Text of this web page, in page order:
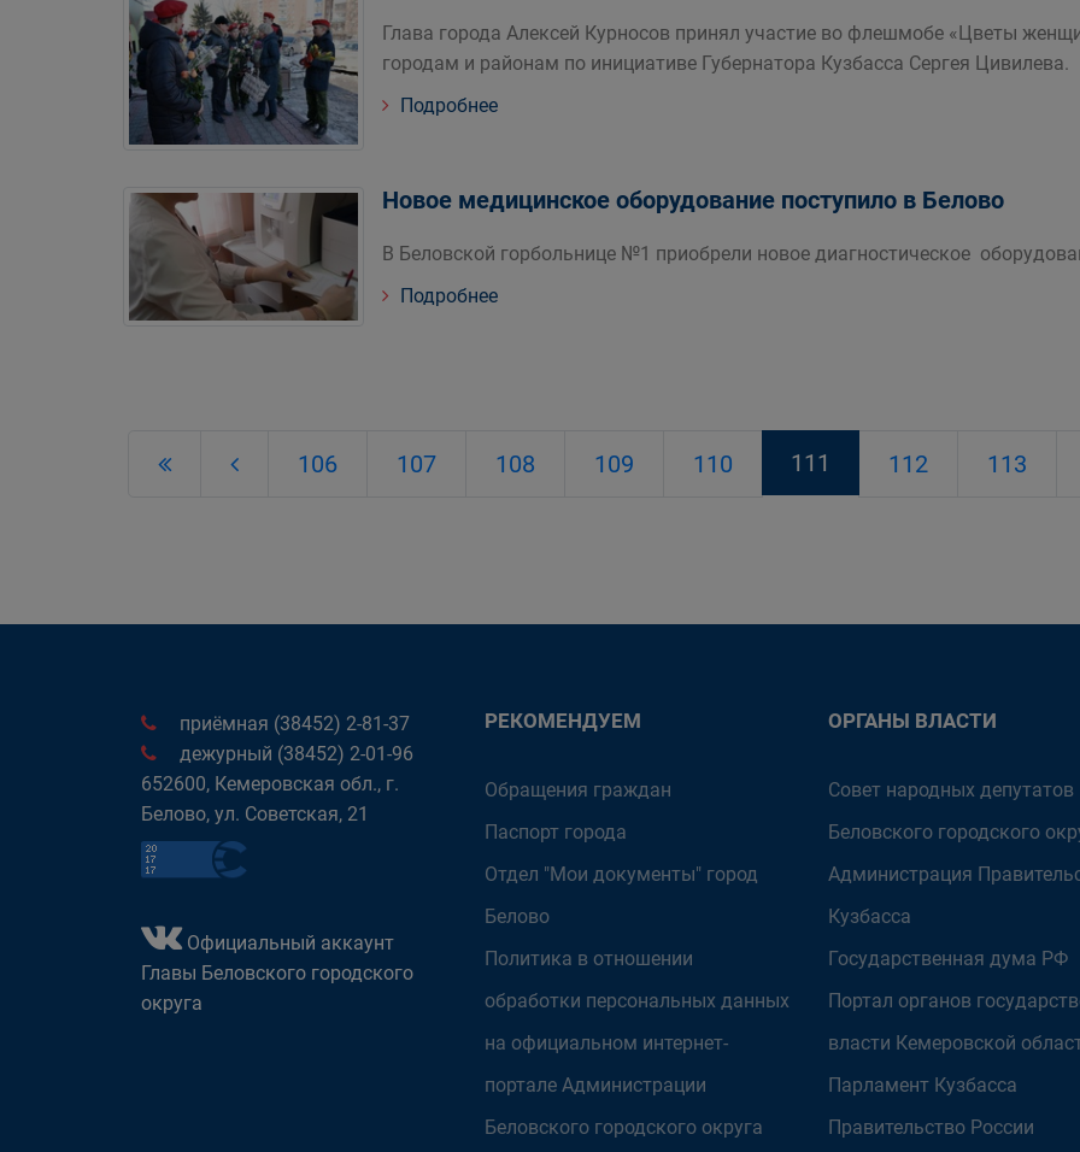
Глава города Алексей Курносов принял участие во флешмобе «Цветы
городам и районам по инициативе Губернатора Кузбасса Сергея Цивилева.
Подробнее
Новое медицинское оборудование поступило в Белово
В Беловской горбольнице №1 приобрели новое диагностическое
Подробнее
106 107 108 109 110 111 112 113
приёмная (38452) 2-81-37
дежурный (38452) 2-01-96
652600, Кемеровская обл., г.
Белово, ул. Советская, 21
Официальный аккаунт
Главы Беловского городского
округа
РЕКОМЕНДУЕМ
Обращения граждан
Паспорт города
Отдел "Мои документы" город
Белово
Политика в отношении
обработки персональных данных
на официальном интернет-
портале Администрации
Беловского городского округа
ОРГАНЫ ВЛАСТИ
Совет народных депутатов
Беловского городского
Администрация
Кузбасса
Государственная дума РФ
Портал органов
власти Кемеровской
Парламент Кузбасса
Правительство России